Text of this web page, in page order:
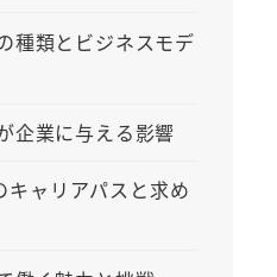
種類とビジネスモデ
企業に与える影響
キャリアパスと求め